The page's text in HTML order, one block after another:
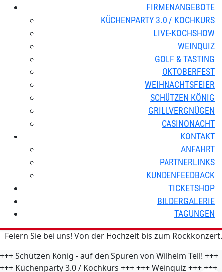
FIRMENANGEBOTE
KÜCHENPARTY 3.0 / KOCHKURS
LIVE-KOCHSHOW
WEINQUIZ
GOLF & TASTING
OKTOBERFEST
WEIHNACHTSFEIER
SCHÜTZEN KÖNIG
GRILLVERGNÜGEN
CASINONACHT
KONTAKT
ANFAHRT
PARTNERLINKS
KUNDENFEEDBACK
TICKETSHOP
BILDERGALERIE
TAGUNGEN
Feiern Sie bei uns! Von der Hochzeit bis zum Rockkonzert.
+++Schützen König - auf den Spuren von Wilhelm Tell! +++
+++ Küchenparty 3.0 / Kochkurs ++++++Weinquiz ++++++